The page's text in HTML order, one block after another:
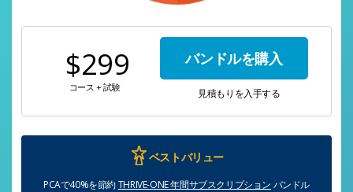
$299
コース + 試験
バンドルを購入
見積もりを入手する
ベストバリュー
PCAで40%を節約THRIVE-ONE 年間サブスクリプション バンドル